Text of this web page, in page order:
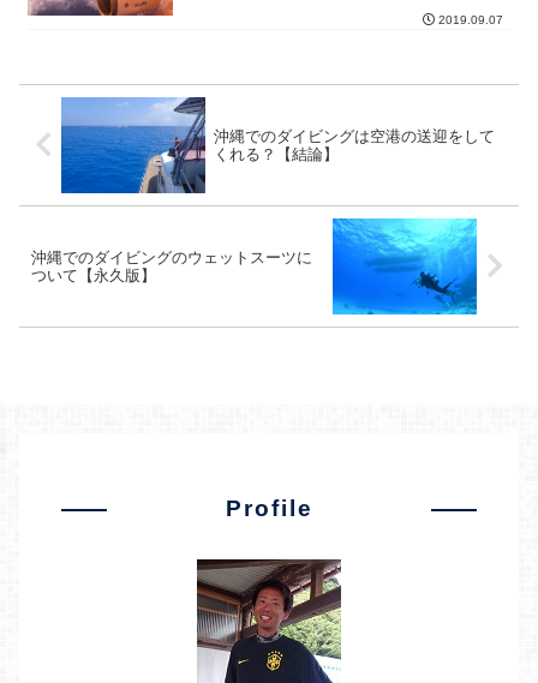
2019.09.07
沖縄でのダイビングは空港の送迎をして
くれる？【結論】
沖縄でのダイビングのウェットスーツに
ついて【永久版】
Profile